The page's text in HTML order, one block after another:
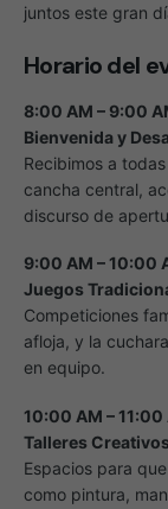
juntos este gran
Horario del
8:00 AM – 9:00
Bienvenida y
Recibimos a
cancha central,
discurso de
9:00 AM – 10:00
Juegos
Competiciones
afloja, y la
en equipo.
10:00 AM – 11:00
Talleres
Espacios para
como pintura,